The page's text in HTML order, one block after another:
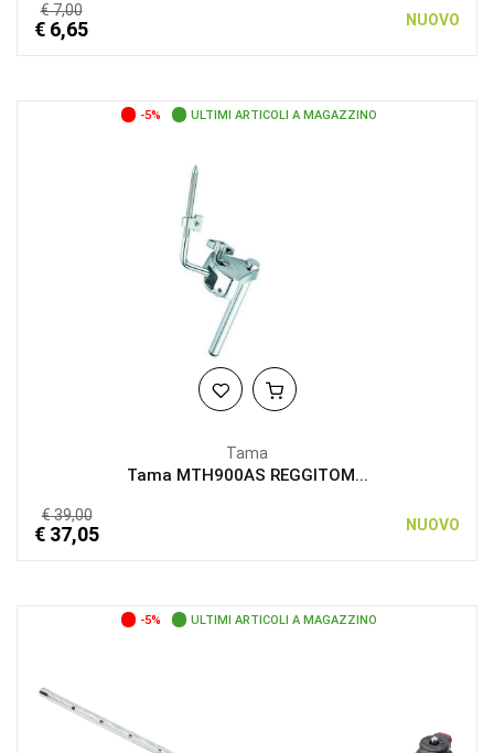
€ 7,00
€ 6,65 NUOVO
-5% ULTIMI ARTICOLI A MAGAZZINO
Tama
Tama MTH900AS REGGITOM...
€ 39,00
€ 37,05 NUOVO
-5% ULTIMI ARTICOLI A MAGAZZINO